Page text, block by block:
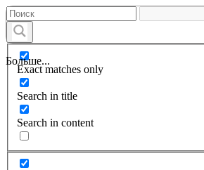
Больше...
Exact matches only
Search in title
Search in content